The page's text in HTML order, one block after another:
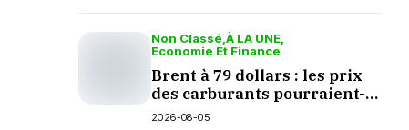
Non Classé À LA UNE
Economie Et Finance
Brent à 79 dollars : les prix
des carburants pourraient-
ils baisser en septembre ?
2026-08-05